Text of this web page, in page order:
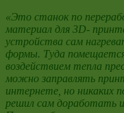
«Это станок по
материал для 3D-
устройства сам
формы. Туда
воздействием тепла
можно заправлять
интернете, но никаких
решил сам доработать